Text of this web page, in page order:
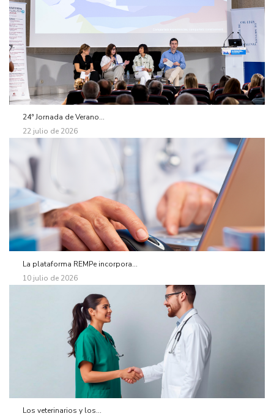
24ª Jornada de Verano...
22 julio de 2026
La plataforma REMPe incorpora...
10 julio de 2026
Los veterinarios y los...